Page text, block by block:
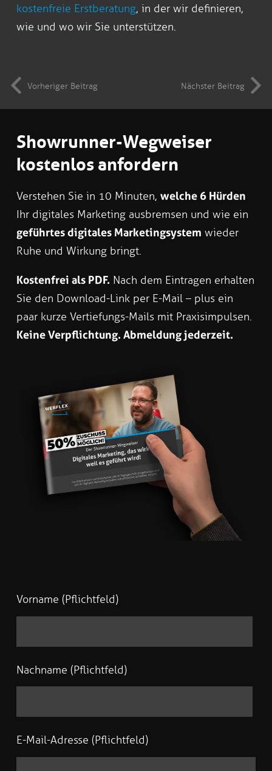
kostenfreie Erstberatung, in der wir definieren,
wie und wo wir Sie unterstützen.
Vorheriger Beitrag Nächster Beitrag
Showrunner-Wegweiser
kostenlos anfordern
Verstehen Sie in 10 Minuten, welche 6 Hürden
Ihr digitales Marketing ausbremsen und wie ein
geführtes digitales Marketingsystem wieder
Ruhe und Wirkung bringt.
Kostenfrei als PDF. Nach dem Eintragen erhalten
Sie den Download-Link per E-Mail – plus ein
paar kurze Vertiefungs-Mails mit Praxisimpulsen.
Keine Verpflichtung. Abmeldung jederzeit.
Vorname (Pflichtfeld)
Nachname (Pflichtfeld)
E-Mail-Adresse (Pflichtfeld)